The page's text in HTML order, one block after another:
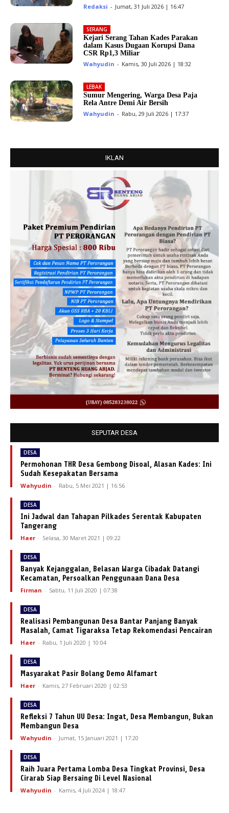
Redaksi - Jumat, 31 Juli 2026 | 16:47
SERANG
Kejari Serang Tahan Kades Parakan
dalam Kasus Dugaan Korupsi Dana
CSR Rp1,3 Miliar
Wahyudin - Kamis, 30 Juli 2026 | 18:32
LEBAK
Sumur Mengering, Warga Desa Paja
Rela Antre Demi Air Bersih
Wahyudin - Rabu, 29 Juli 2026 | 17:37
IKLAN
SEPUTAR DESA
DESA
Permohonan THR Desa Gembong Disoal, Alasan Kades: Ini
Sudah Kesepakatan Bersama
Wahyudin - Rabu, 5 Mei 2021 | 16:56
DESA
Ini Jadwal dan Tahapan Pilkades Serentak Kabupaten
Tangerang
Haer - Selasa, 30 Maret 2021 | 09:22
DESA
Banyak Kejanggalan, Belasan Warga Cibadak Datangi
Kecamatan, Persoalkan Penggunaan Dana Desa
Firman - Sabtu, 11 Juli 2020 | 07:38
DESA
Realisasi Pembangunan Desa Bantar Panjang Banyak
Masalah, Camat Tigaraksa Tetap Rekomendasi Pencairan
Haer - Rabu, 1 Juli 2020 | 10:04
DESA
Masyarakat Pasir Bolang Demo Alfamart
Haer - Kamis, 27 Februari 2020 | 02:53
DESA
Refleksi 7 Tahun UU Desa: Ingat, Desa Membangun, Bukan
Membangun Desa
Wahyudin - Jumat, 15 Januari 2021 | 17:20
DESA
Raih Juara Pertama Lomba Desa Tingkat Provinsi, Desa
Cirarab Siap Bersaing Di Level Nasional
Wahyudin - Kamis, 4 Juli 2024 | 18:47